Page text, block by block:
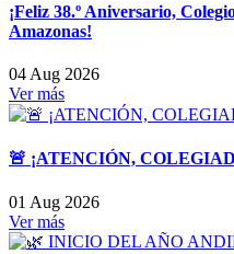
¡Feliz 38.º Aniversario,
Amazonas!
04 Aug 2026
Ver más
🚨 ¡ATENCIÓN,
01 Aug 2026
Ver más